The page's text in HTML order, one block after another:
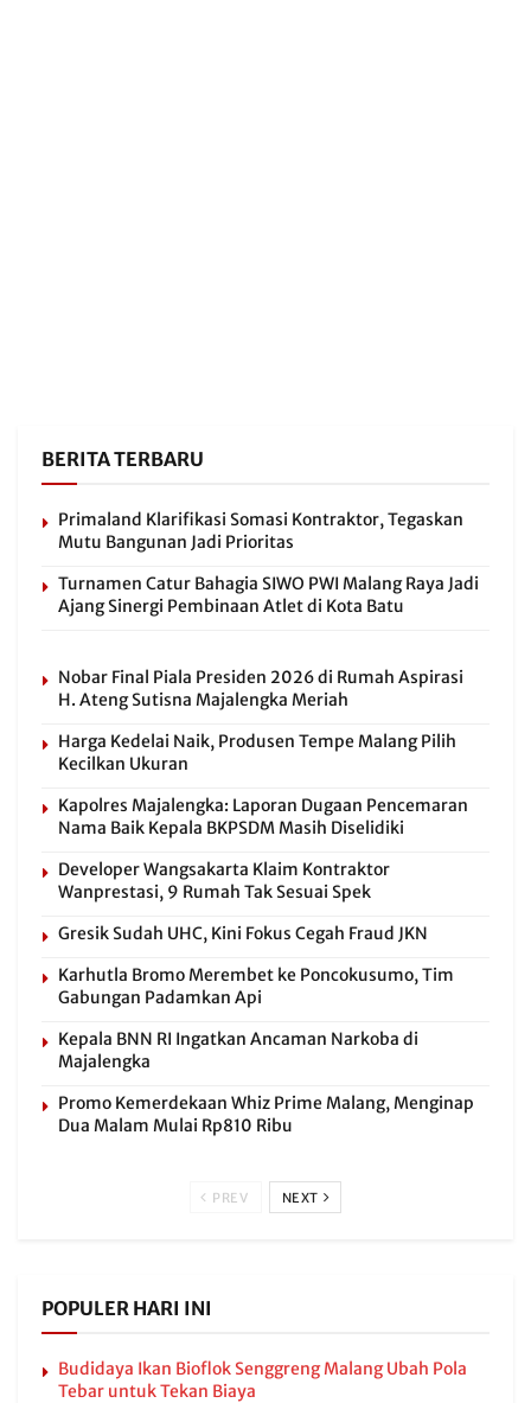
BERITA TERBARU
Primaland Klarifikasi Somasi Kontraktor, Tegaskan
Mutu Bangunan Jadi Prioritas
Turnamen Catur Bahagia SIWO PWI Malang Raya Jadi
Ajang Sinergi Pembinaan Atlet di Kota Batu
Nobar Final Piala Presiden 2026 di Rumah Aspirasi
H. Ateng Sutisna Majalengka Meriah
Harga Kedelai Naik, Produsen Tempe Malang Pilih
Kecilkan Ukuran
Kapolres Majalengka: Laporan Dugaan Pencemaran
Nama Baik Kepala BKPSDM Masih Diselidiki
Developer Wangsakarta Klaim Kontraktor
Wanprestasi, 9 Rumah Tak Sesuai Spek
Gresik Sudah UHC, Kini Fokus Cegah Fraud JKN
Karhutla Bromo Merembet ke Poncokusumo, Tim
Gabungan Padamkan Api
Kepala BNN RI Ingatkan Ancaman Narkoba di
Majalengka
Promo Kemerdekaan Whiz Prime Malang, Menginap
Dua Malam Mulai Rp810 Ribu
PREV NEXT
POPULER HARI INI
Budidaya Ikan Bioflok Senggreng Malang Ubah Pola
Tebar untuk Tekan Biaya